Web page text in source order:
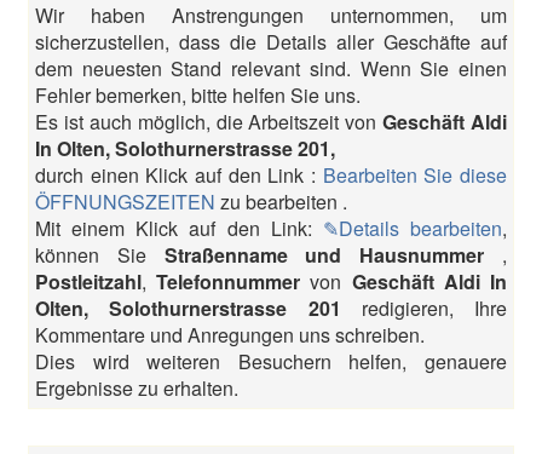
Wir haben Anstrengungen unternommen, um
sicherzustellen, dass die Details aller Geschäfte auf
dem neuesten Stand relevant sind. Wenn Sie einen
Fehler bemerken, bitte helfen Sie uns.
Es ist auch möglich, die Arbeitszeit vonGeschäft Aldi
In Olten, Solothurnerstrasse 201,
durch einen Klick auf den Link : Bearbeiten Sie diese
ÖFFNUNGSZEITEN zu bearbeiten .
Mit einem Klick auf den Link: ✎Details bearbeiten,
können Sie Straßenname und Hausnummer ,
Postleitzahl,Telefonnummervon Geschäft Aldi In
Olten, Solothurnerstrasse 201 redigieren, Ihre
Kommentare und Anregungen uns schreiben.
Dies wird weiteren Besuchern helfen, genauere
Ergebnisse zu erhalten.